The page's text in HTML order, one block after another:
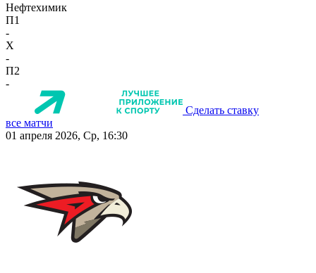
Нефтехимик
П1
-
X
-
П2
-
Сделать ставку
все матчи
01 апреля 2026, Ср, 16:30